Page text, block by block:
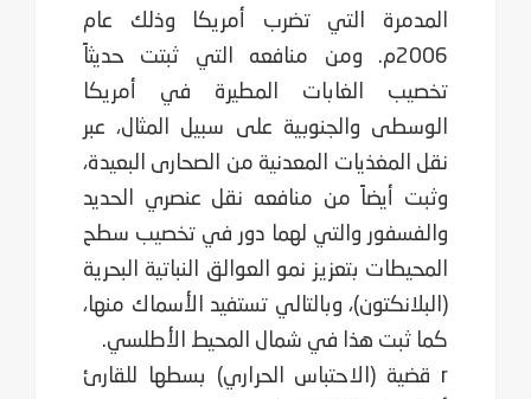
المدمرة التي تضرب أمريكا وذلك عام
2006م. ومن منافعه ‏التي ثبتت حديثاً
تخصيب الغابات المطيرة في أمريكا
الوسطى والجنوبية على سبيل المثال، عبر
نقل ‏المغذيات المعدنية من الصحارى البعيدة،
وثبت أيضاً من منافعه نقل عنصري الحديد
والفسفور والتي لهما ‏دور في تخصيب سطح
المحيطات بتعزيز نمو العوالق النباتية البحرية
(البلانكتون)، وبالتالي تستفيد ‏الأسماك منها،
كما ثبت هذا في شمال المحيط الأطلسي.‏
r قضية (الاحتباس الحراري) بسطها للقارئ